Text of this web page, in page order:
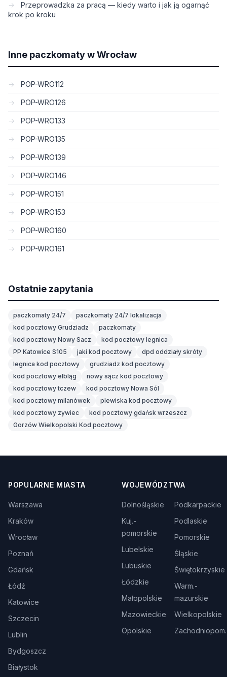
Przeprowadzka za pracą — kiedy warto i jak ją ogarnąć
krok po kroku
Inne paczkomaty w Wrocław
POP-WRO112
POP-WRO126
POP-WRO133
POP-WRO135
POP-WRO139
POP-WRO146
POP-WRO151
POP-WRO153
POP-WRO160
POP-WRO161
Ostatnie zapytania
paczkomaty 24/7
paczkomaty 24/7 lokalizacja
kod pocztowy Grudziadz
paczkomaty
kod pocztowy Nowy Sacz
kod pocztowy legnica
PP Katowice S105
jaki kod pocztowy
dpd oddziały skróty
legnica kod pocztowy
grudziadz kod pocztowy
kod pocztowy elbląg
nowy sącz kod pocztowy
kod pocztowy tczew
kod pocztowy Nowa Sól
kod pocztowy milanówek
plewiska kod pocztowy
kod pocztowy zywiec
kod pocztowy gdańsk wrzeszcz
Gorzów Wielkopolski Kod pocztowy
POPULARNE MIASTA
Warszawa
Kraków
Wrocław
Poznań
Gdańsk
Łódź
Katowice
Szczecin
Lublin
Bydgoszcz
Białystok
WOJEWÓDZTWA
Dolnośląskie
Kuj.-
pomorskie
Lubelskie
Lubuskie
Łódzkie
Małopolskie
Mazowieckie
Opolskie
Podkarpackie
Podlaskie
Pomorskie
Śląskie
Świętokrzyskie
Warm.-
mazurskie
Wielkopolskie
Zachodniopom.